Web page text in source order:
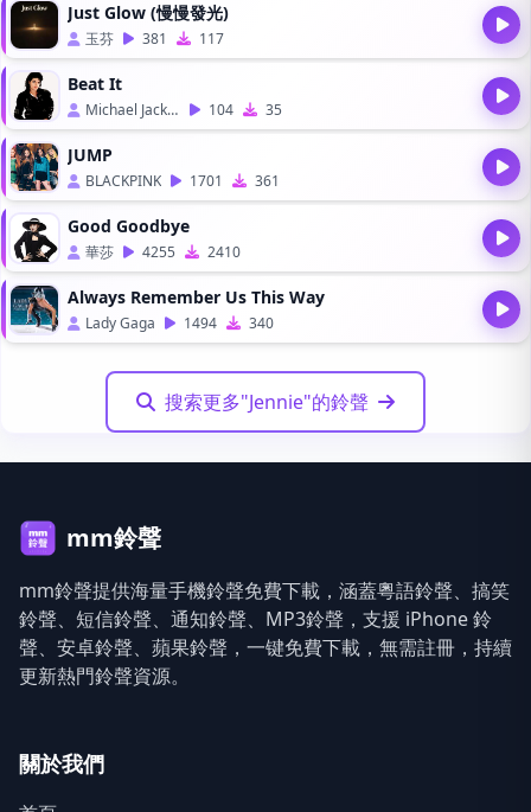
Just Glow (慢慢發光)
玉芬 381 117
Beat It
Michael Jackson 104 35
JUMP
BLACKPINK 1701 361
Good Goodbye
華莎 4255 2410
Always Remember Us This Way
Lady Gaga 1494 340
搜索更多"Jennie"的鈴聲
mm鈴聲
mm鈴聲提供海量手機鈴聲免費下載，涵蓋粵語鈴聲、搞笑
鈴聲、短信鈴聲、通知鈴聲、MP3鈴聲，支援 iPhone 鈴
聲、安卓鈴聲、蘋果鈴聲，一键免費下載，無需註冊，持續
更新熱門鈴聲資源。
關於我們